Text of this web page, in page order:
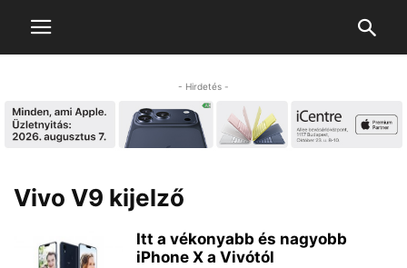
- Hirdetés -
Vivo V9 kijelző
Itt a vékonyabb és nagyobb
iPhone X a Vivótól